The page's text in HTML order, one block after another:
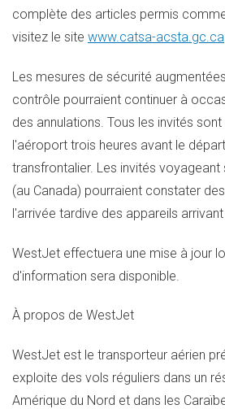
complète des articles permis
visitez le site www.catsa-acsta.gc.ca
Les mesures de sécurité
contrôle pourraient continuer à
des annulations. Tous les invités
l'aéroport trois heures avant le
transfrontalier. Les invités voyageant
(au Canada) pourraient constater
l'arrivée tardive des appareils arrivant
WestJet effectuera une mise à jour
d'information sera disponible.
À propos de WestJet
WestJet est le transporteur aérien
exploite des vols réguliers dans un
Amérique du Nord et dans les